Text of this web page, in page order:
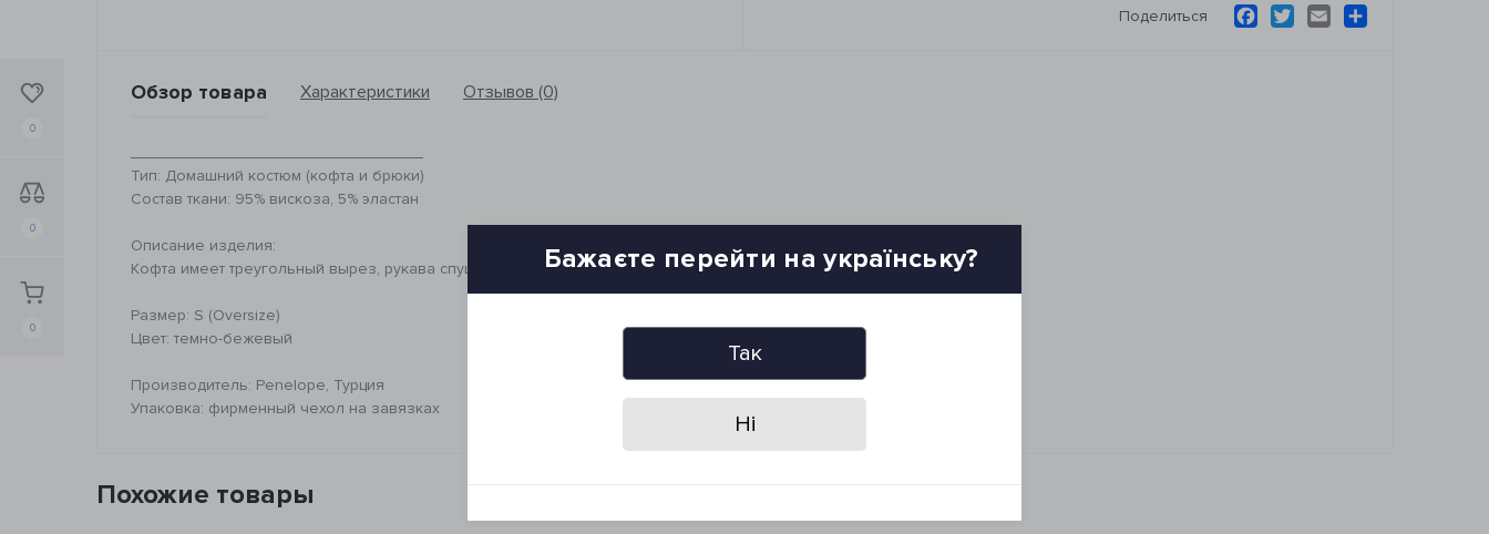
0
0
0
Поделиться FacebookTwitterEmail
Обзор товара Характеристики Отзывов (0)
Тип: Домашний костюм (кофта и брюки)
Состав ткани: 95% вискоза, 5% эластан
Описание изделия:
Кофта имеет треугольный вырез, рукава спущены. Брюки на резинке, прямого кроя, спереди имеются карманы.
Размер: S (Оversize)
Цвет: темно-бежевый
Производитель: Penelope, Турция
Упаковка: фирменный чехол на завязках
Похожие товары
Бажаєте перейти на українську?
Так
Ні